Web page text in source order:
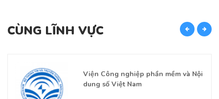
CÙNG LĨNH VỰC
Viện Công nghiệp phần mềm và Nội
dung số Việt Nam